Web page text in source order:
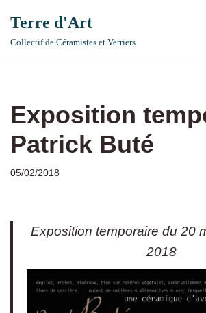
Aller
Terre d'Art
Collectif de Céramistes et Verriers
Exposition
Patrick Buté
05/02/2018
Exposition temporaire du 20
2018